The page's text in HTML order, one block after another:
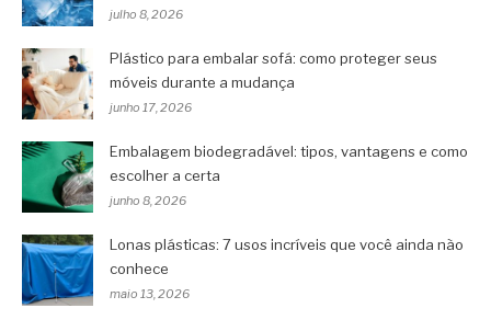
julho 8, 2026
Plástico para embalar sofá: como proteger seus
móveis durante a mudança
junho 17, 2026
Embalagem biodegradável: tipos, vantagens e como
escolher a certa
junho 8, 2026
Lonas plásticas: 7 usos incríveis que você ainda não
conhece
maio 13, 2026